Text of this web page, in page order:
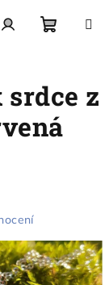
košík z